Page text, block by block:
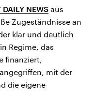
DAILY NEWS aus
Zugeständnisse an
klar und deutlich
Regime, das
finanziert,
mit der
die eigene